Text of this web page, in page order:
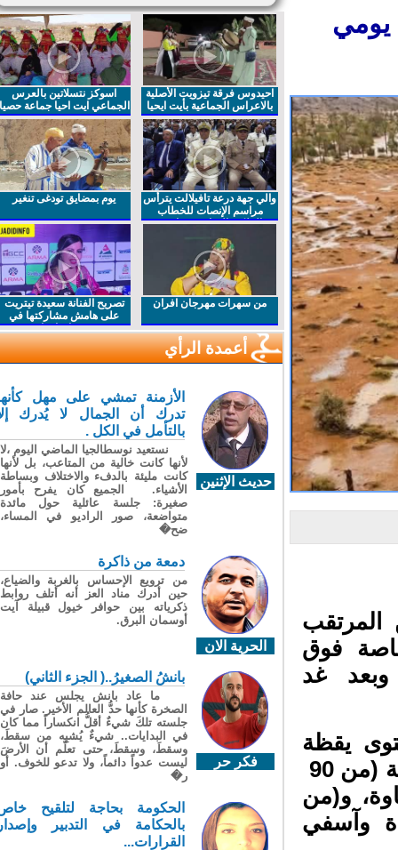
المرتقب
فوق
غد
يقظة
“برتقالي”، أنه من المتوقع تسجيل هبات رياح قوية (من 90
و(من
وآسفي
احيدوس فرقة تيزويت الأصلية
بالاعراس الجماعية بأيت ايحيا
اسوكز نتسلاتين بالعرس
الجماعي ايت احيا جماعة حصيا
والي جهة درعة تافيلالت يترأس
مراسم الإنصات للخطاب
الملكي السامي بمناسبة
يوم بمضايق تودغى تنغير
من سهرات مهرجان افران
تصريح الفنانة سعيدة تيتريت
على هامش مشاركتها في
مهرجان افران
أعمدة الرأي
حديث الإثنين
الأزمنة تمشي على مهل كأنها
تدرك أن الجمال لا يُدرك إلا
بالتأمل في الكل .
نستعيد نوسطالجيا الماضي اليوم ،لا
لأنها كانت خالية من المتاعب، بل لأنها
كانت مليئة بالدفء والاختلاف وبساطة
الأشياء. الجميع كان يفرح بأمور
صغيرة: جلسة عائلية حول مائدة
متواضعة، صور الراديو في المساء،
ضح�
الحرية الان
دمعة من ذاكرة
من ترويع الإحساس بالغربة والضياع،
حين أدرك مناد العز أنه أتلف روابط
ذكرياته بين حوافر خيول قبيلة آيت
أوسمان البرق.
فكر حر
بانشُ الصغيرُ..( الجزء الثاني)
ما عاد بانش يجلس عند حافة
الصخرة كأنها حدُّ العالم الأخير. صار في
جلسته تلكَ شيءٌ أقلُّ انكساراً مما كان
في البدايات.. شيءٌ يُشبِه من سقطَ،
وسقطَ، وسقطَ، حتى تعلّم أن الأرضَ
ليست عدواً دائماً، ولا تدعو للخوف. أو
ر�
الحكومة بحاجة لتلقيح خاص
بالحكامة في التدبير وإصدار
القرارات...